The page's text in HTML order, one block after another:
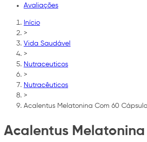
Avaliações
Início
>
Vida Saudável
>
Nutraceuticos
>
Nutracêuticos
>
Acalentus Melatonina Com 60
Acalentus Melatonina